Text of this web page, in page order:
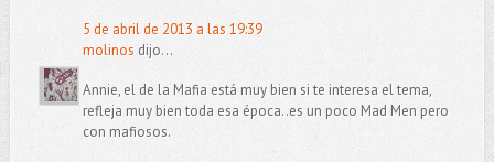
5 de abril de 2013 a las 19:39
molinos dijo...
Annie, el de la Mafia está muy bien si te interesa el tema,
refleja muy bien toda esa época..es un poco Mad Men pero
con mafiosos.